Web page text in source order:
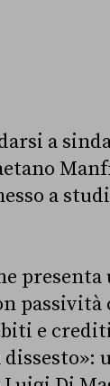
a
a
passività
e